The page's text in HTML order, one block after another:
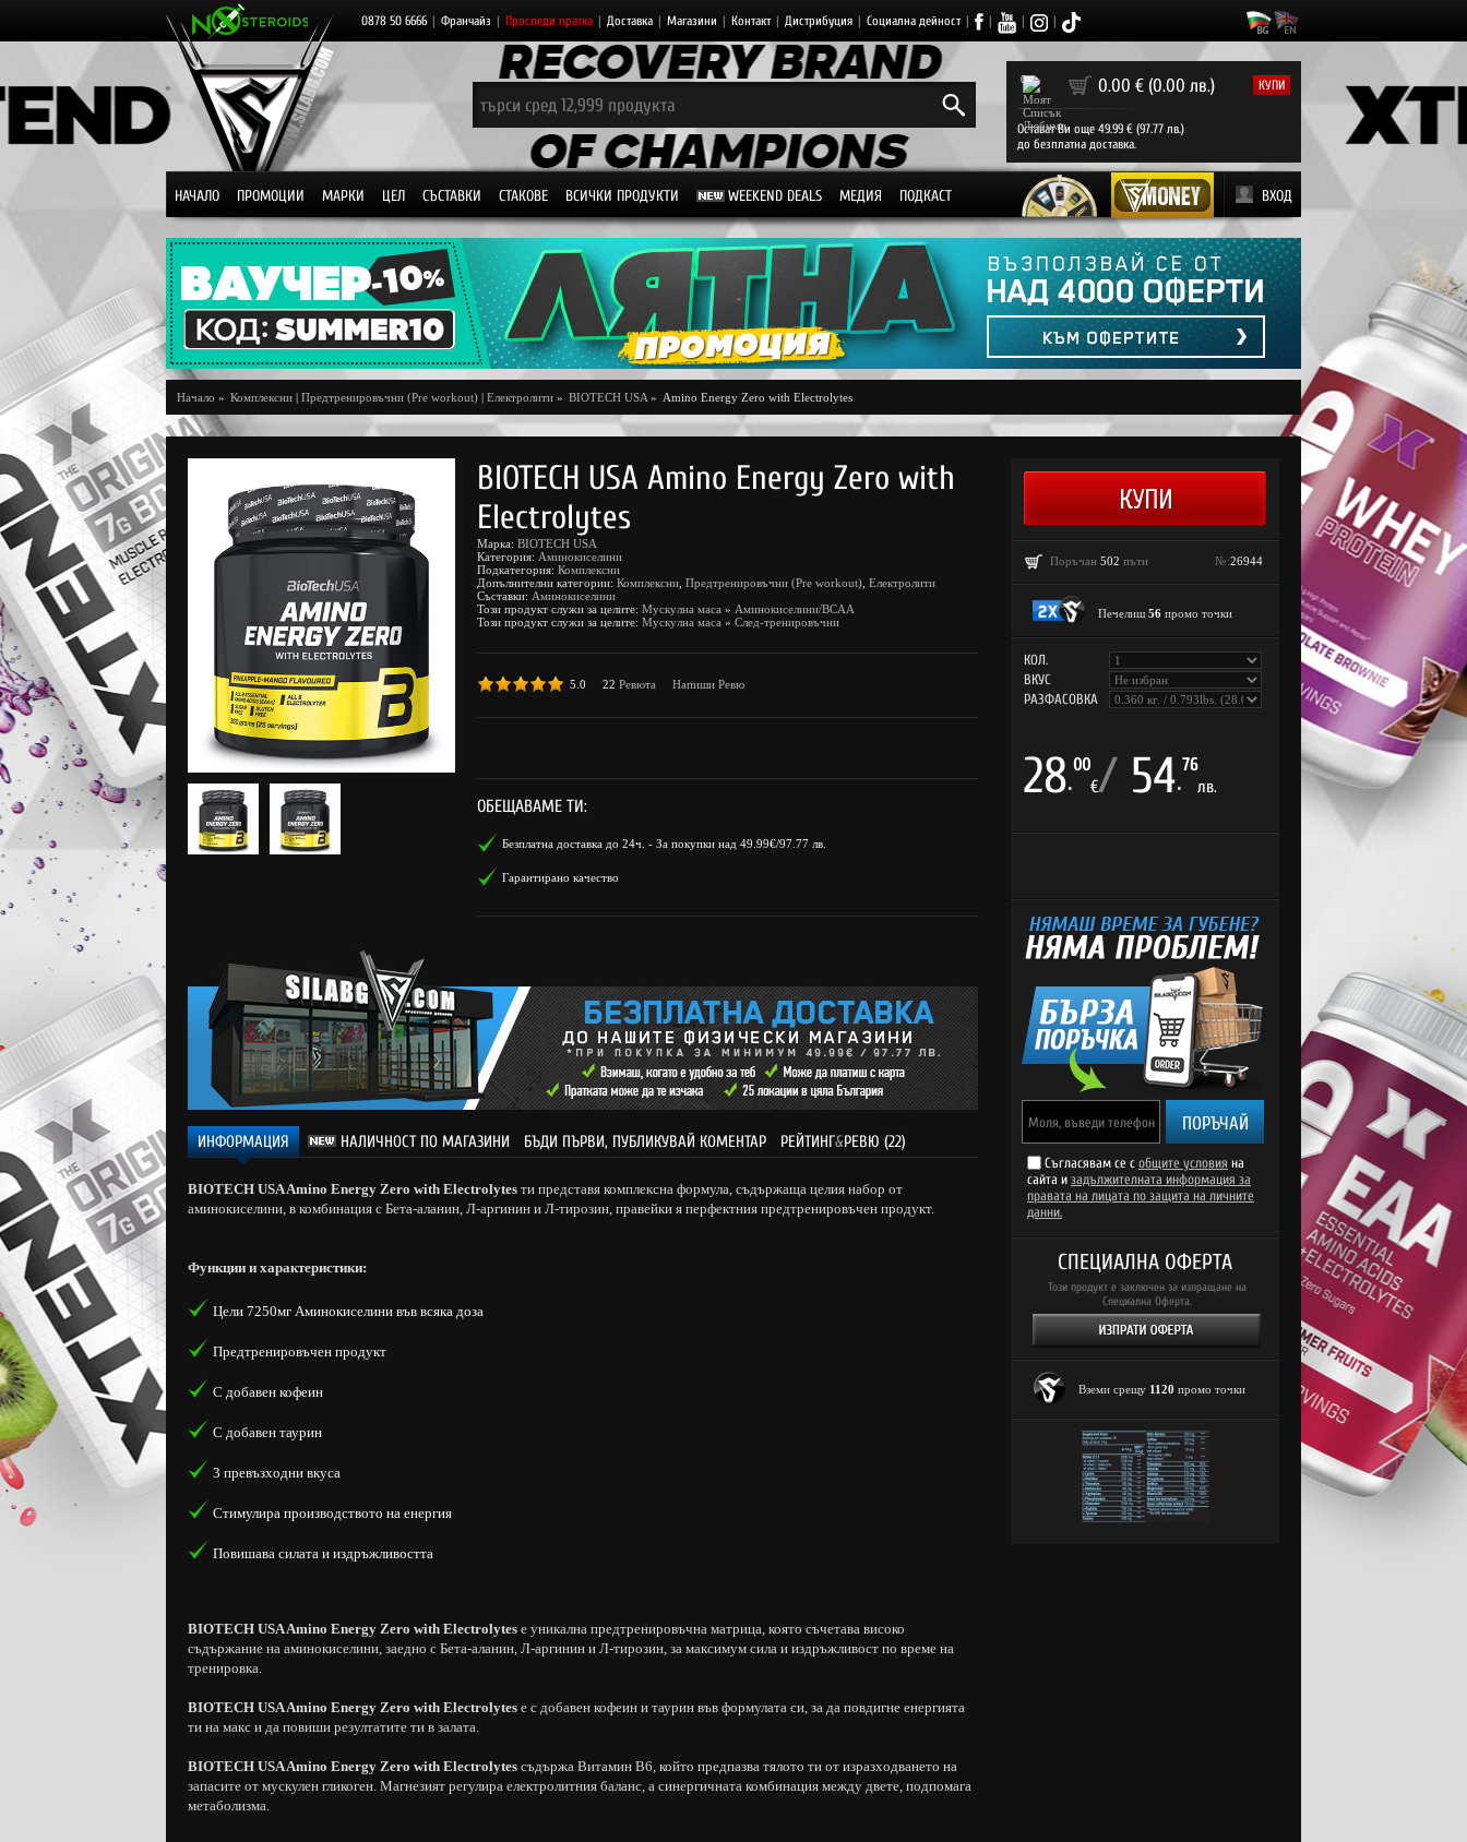
0878 50 6666 | Франчайз | Проследи пратка | Доставка | Магазини | Контакт | Дистрибуция | Социална дейност | | | |
0 0.00 € (0.00 лв.) КУПИ
Остават Ви още 49.99 € (97.77 лв.)
до безплатна доставка.
НАЧАЛО ПРОМОЦИИ МАРКИ ЦЕЛ СЪСТАВКИ СТАКОВЕ ВСИЧКИ ПРОДУКТИ WEEKEND DEALS МЕДИЯ ПОДКАСТ ВХОД
Начало » Комплексни | Предтренировъчни (Pre workout) | Електролити » BIOTECH USA » Amino Energy Zero with Electrolytes
BIOTECH USA Amino Energy Zero with
Electrolytes
Марка: BIOTECH USA
Категория: Аминокиселини
Подкатегория: Комплексни
Допълнителни категории: Комплексни Предтренировъчни (Pre workout) Електролити
Съставки: Аминокиселини
Този продукт служи за целите: Мускулна маса » Аминокиселини/BCAA
Този продукт служи за целите: Мускулна маса » След-тренировъчни
5.0 22 Ревюта Напиши Ревю
ОБЕЩАВАМЕ ТИ:
Безплатна доставка до 24ч. - За покупки над 49.99€/97.77 лв.
Гарантирано качество
ИНФОРМАЦИЯ НАЛИЧНОСТ ПО МАГАЗИНИ БЪДИ ПЪРВИ, ПУБЛИКУВАЙ КОМЕНТАР РЕЙТИНГ&РЕВЮ (22)
BIOTECH USA Amino Energy Zero with Electrolytes ти представя комплексна формула, съдържаща целия набор от
аминокиселини, в комбинация с Бета-аланин, Л-аргинин и Л-тирозин, правейки я перфектния предтренировъчен продукт.
Функции и характеристики:
Цели 7250мг Аминокиселини във всяка доза
Предтренировъчен продукт
С добавен кофеин
С добавен таурин
3 превъзходни вкуса
Стимулира производството на енергия
Повишава силата и издръжливостта
BIOTECH USA Amino Energy Zero with Electrolytes е уникална предтренировъчна матрица, която съчетава високо
съдържание на аминокиселини, заедно с Бета-аланин, Л-аргинин и Л-тирозин, за максимум сила и издръжливост по време на
тренировка.
BIOTECH USA Amino Energy Zero with Electrolytes e с добавен кофеин и таурин във формулата си, за да повдигне енергията
ти на макс и да повиши резултатите ти в залата.
BIOTECH USA Amino Energy Zero with Electrolytes съдържа Витамин B6, който предпазва тялото ти от изразходването на
запасите от мускулен гликоген. Магнезият регулира електролитния баланс, а синергичната комбинация между двете, подпомага
метаболизма.
Поръчан 502 пъти №:26944
Печелиш 56 промо точки
КОЛ.
ВКУС
РАЗФАСОВКА
28.
00
€/ 54.
76
лв.
ПОРЪЧАЙ
Съгласявам се с общите условия на
сайта и задължителната информация за
правата на лицата по защита на личните
данни.
СПЕЦИАЛНА ОФЕРТА
Този продукт е заключен за изпращане на
Специална Оферта.
Вземи срещу 1120 промо точки